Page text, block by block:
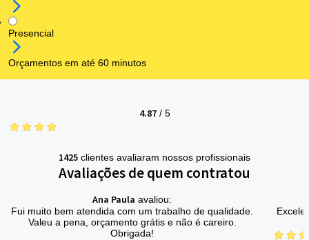
Presencial
Orçamentos em até 60 minutos
4.87/ 5
1425 clientes avaliaram nossos profissionais
Avaliações de quem contratou
Ana Paula avaliou:
Fui muito bem atendida com um trabalho de qualidade.
Valeu a pena, orçamento grátis e não é careiro.
Obrigada!